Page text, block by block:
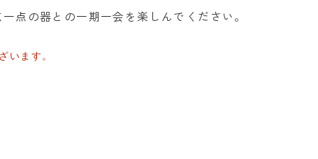
点の器との一期一会を楽しんでください。
います。